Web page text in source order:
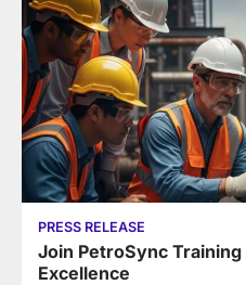
PRESS RELEASE
Join PetroSync
Excellence